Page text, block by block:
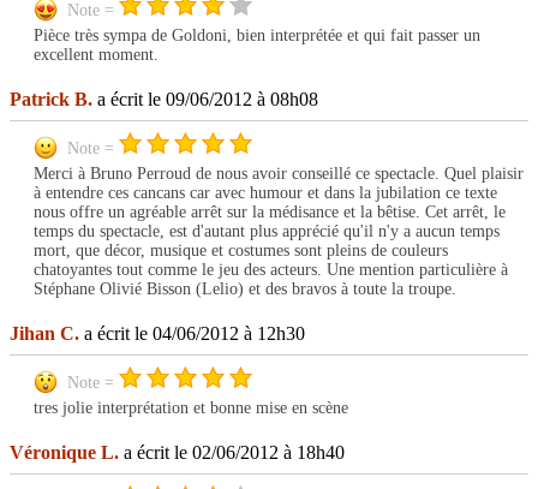
Note =
Pièce très sympa de Goldoni, bien interprétée et qui fait passer un
excellent moment.
Patrick B. a écrit le 09/06/2012 à 08h08
Note =
Merci à Bruno Perroud de nous avoir conseillé ce spectacle. Quel plaisir
à entendre ces cancans car avec humour et dans la jubilation ce texte
nous offre un agréable arrêt sur la médisance et la bêtise. Cet arrêt, le
temps du spectacle, est d'autant plus apprécié qu'il n'y a aucun temps
mort, que décor, musique et costumes sont pleins de couleurs
chatoyantes tout comme le jeu des acteurs. Une mention particulière à
Stéphane Olivié Bisson (Lelio) et des bravos à toute la troupe.
Jihan C. a écrit le 04/06/2012 à 12h30
Note =
tres jolie interprétation et bonne mise en scène
Véronique L. a écrit le 02/06/2012 à 18h40